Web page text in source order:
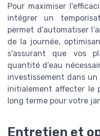
Pour maximiser
intégrer un
permet d’automatiser
de la journée,
s'assurant que vos
quantité d’eau
investissement dans
initialement affecter le
long terme pour votre
Entretien et